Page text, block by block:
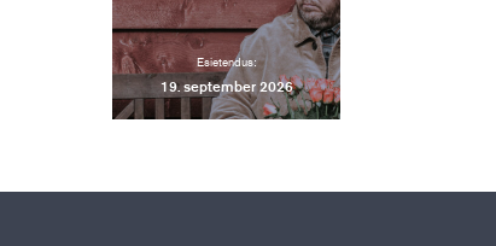
Esietendus:
19. september 2026